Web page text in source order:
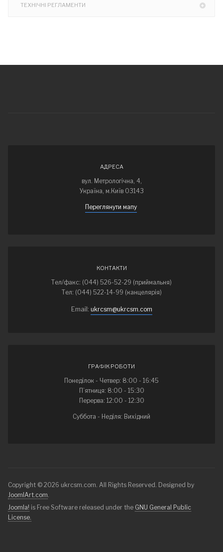
ТЕХНІЧНІ РЕГЛАМЕНТИ
АДРЕСА
вул. Метрологічна, 4,
Україна, м.Київ 03143
Переглянути мапу
КОНТАКТИ
Тел/факс: (044) 526-52-29 (приймальня)
Тел: (044) 522-14-99 (канцелярія)
Email: ukrcsm@ukrcsm.com
ГРАФІК РОБОТИ
Понеділок - Четвер: 8:00 - 16:45
П’ятниця: 8:00 - 15:30
Перерва: 12:00 - 12:30
Суббота - Неділя: Вихідний
Copyright © 2026 ukrcsm.com. All Rights Reserved. Designed by
JoomlArt.com.
Joomla! is Free Software released under the GNU General Public
License.